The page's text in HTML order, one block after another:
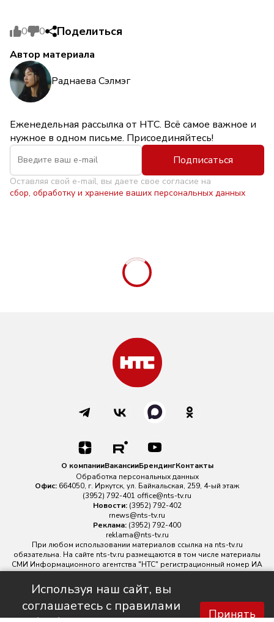
0 0 Поделиться
Автор материала
Раднаева Сэлмэг
Еженедельная рассылка от НТС. Всё самое важное и
нужное в одном письме. Присоединяйтесь!
Подписаться
Оставляя свой e-mail, вы даете свое согласие на
сбор, обработку и хранение ваших персональных данных
Используя наш сайт, вы
соглашаетесь с правилами
Принять
О компанииВакансииБрендингКонтакты
Обработка персональных данных
Офис: 664050, г. Иркутск, ул. Байкальская, 259, 4-ый этаж
(3952) 792-401 office@nts-tv.ru
Новости: (3952) 792-402
rnews@nts-tv.ru
Реклама: (3952) 792-400
reklama@nts-tv.ru
При любом использовании материалов ссылка на nts-tv.ru
обязательна. На сайте nts-tv.ru размещаются в том числе материалы
СМИ Информационного агентства "НТС" регистрационный номер ИА
№ ФС 77 - 88763 зарегистрировано Федеральной службой по
надзору в сфере связи, информационных технологий и массовых
коммуникаций.
Главный редактор ИА "НТС" Иштулкин Евгений Александрович16+